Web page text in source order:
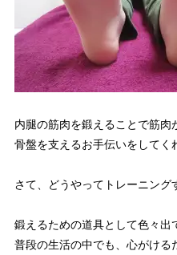
内腿の筋肉を鍛えることで筋肉
骨盤を支えるお手伝いをしてく
さて、どうやってトレーニング
鍛えるための道具として色々出
普段の生活の中でも、心がける